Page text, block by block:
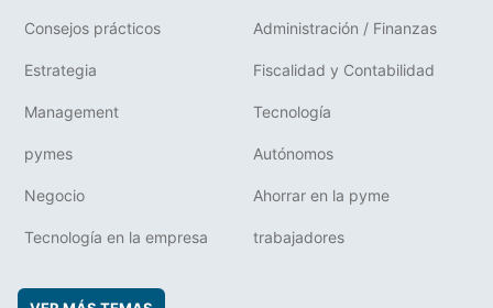
Consejos prácticos Administración / Finanzas
Estrategia Fiscalidad y Contabilidad
Management Tecnología
pymes Autónomos
Negocio Ahorrar en la pyme
Tecnología en la empresa trabajadores